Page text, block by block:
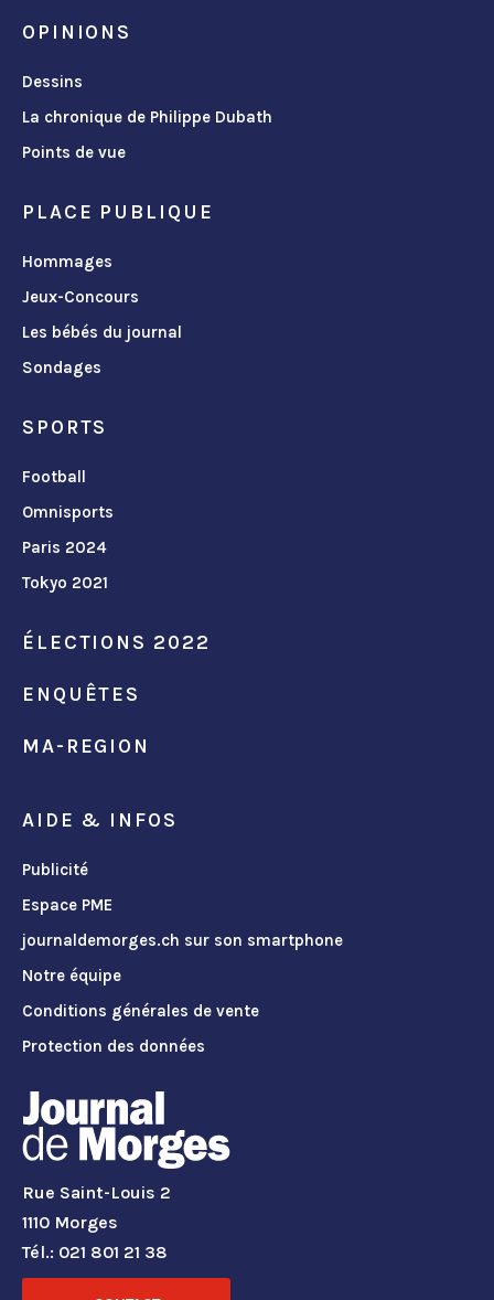
OPINIONS
Dessins
La chronique de Philippe Dubath
Points de vue
PLACE PUBLIQUE
Hommages
Jeux-Concours
Les bébés du journal
Sondages
SPORTS
Football
Omnisports
Paris 2024
Tokyo 2021
ÉLECTIONS 2022
ENQUÊTES
MA-REGION
AIDE & INFOS
Publicité
Espace PME
journaldemorges.ch sur son smartphone
Notre équipe
Conditions générales de vente
Protection des données
Rue Saint-Louis 2
1110 Morges
Tél.: 021 801 21 38